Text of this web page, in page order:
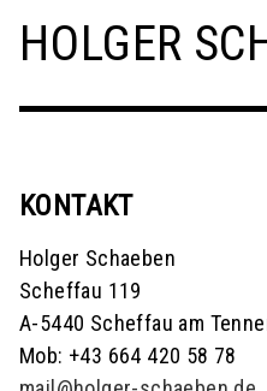
HOLGER
KONTAKT
Holger Schaeben
Scheffau 119
A-5440 Scheffau am
Mob: +43 664 420 58 78